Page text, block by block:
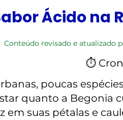
Ácido na
Conteúdo revisado e atualizado
⏱
poucas
quanto a Begonia
em suas pétalas e